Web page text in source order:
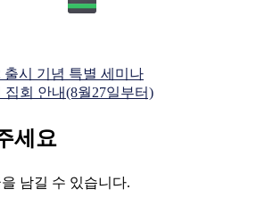
출시 기념 특별 세미나
집회 안내(8월27일부터)
세요
남길 수 있습니다.